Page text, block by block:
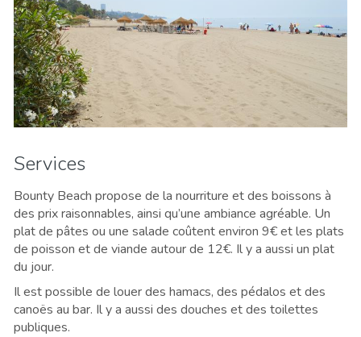
Services
Bounty Beach propose de la nourriture et des boissons à
des prix raisonnables, ainsi qu’une ambiance agréable. Un
plat de pâtes ou une salade coûtent environ 9€ et les plats
de poisson et de viande autour de 12€. Il y a aussi un plat
du jour.
Il est possible de louer des hamacs, des pédalos et des
canoës au bar. Il y a aussi des douches et des toilettes
publiques.